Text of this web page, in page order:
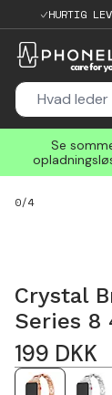
HURTIG
Se
0/4
Crystal
Series 8
199 DKK